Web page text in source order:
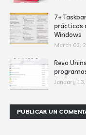
7+
prácticas
Windows
March 02,
Revo
January
PUBLICAR UN